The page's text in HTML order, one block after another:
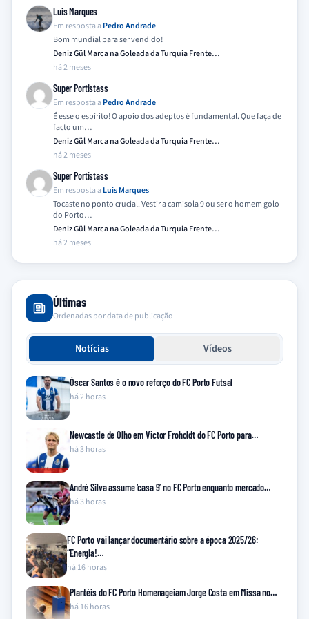
Luis Marques
Em resposta a Pedro Andrade
Bom mundial para ser vendido!
Deniz Gül Marca na Goleada da Turquia Frente…
há 2 meses
Super Portistass
Em resposta a Pedro Andrade
É esse o espírito! O apoio dos adeptos é fundamental. Que faça de
facto um…
Deniz Gül Marca na Goleada da Turquia Frente…
há 2 meses
Super Portistass
Em resposta a Luis Marques
Tocaste no ponto crucial. Vestir a camisola 9 ou ser o homem golo
do Porto…
Deniz Gül Marca na Goleada da Turquia Frente…
há 2 meses
Últimas
Ordenadas por data de publicação
Notícias Vídeos
Óscar Santos é o novo reforço do FC Porto Futsal
há 2 horas
Newcastle de Olho em Victor Froholdt do FC Porto para…
há 3 horas
André Silva assume ‘casa 9’ no FC Porto enquanto mercado…
há 3 horas
FC Porto vai lançar documentário sobre a época 2025/26:
“Energia!…
há 16 horas
Plantéis do FC Porto Homenageiam Jorge Costa em Missa no…
há 16 horas